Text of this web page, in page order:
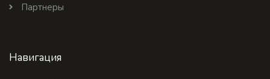
Партнеры
Навигация